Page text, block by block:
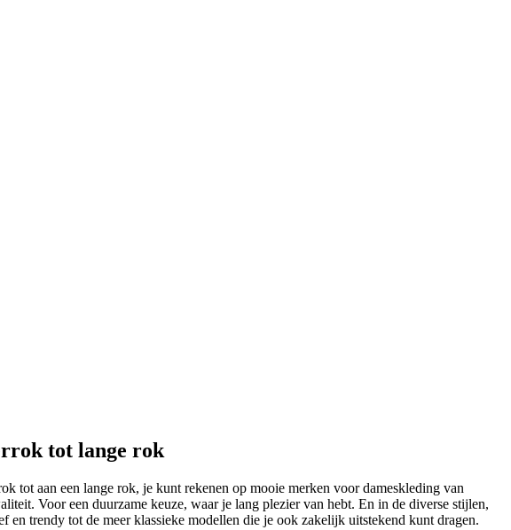
tot lange rok
tot aan een lange rok, je kunt rekenen op mooie merken voor dameskleding van
Voor een duurzame keuze, waar je lang plezier van hebt. En in de diverse stijlen,
en trendy tot de meer klassieke modellen die je ook zakelijk uitstekend kunt dragen.